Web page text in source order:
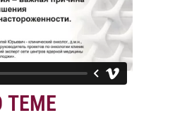
ТЕМЕ